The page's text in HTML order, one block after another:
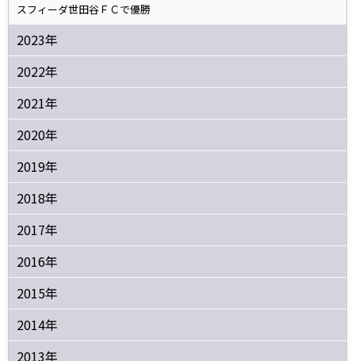
スフィーダ世田谷ＦＣで優勝
2023年
2022年
2021年
2020年
2019年
2018年
2017年
2016年
2015年
2014年
2013年